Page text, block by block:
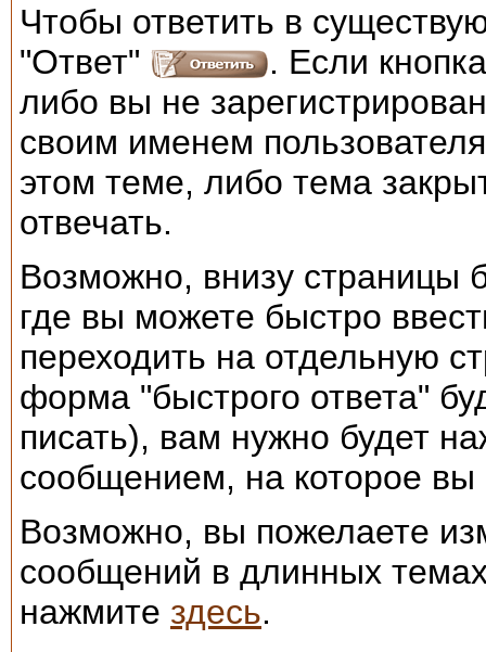
Чтобы ответить в
"Ответ"
. Если
либо вы не
своим именем
этом теме, либо тема
отвечать.
Возможно, внизу страницы
где вы можете быстро
переходить на отдельную
форма "быстрого ответа"
писать), вам нужно будет
сообщением, на которое вы
Возможно, вы пожелаете
сообщений в длинных
нажмите здесь.